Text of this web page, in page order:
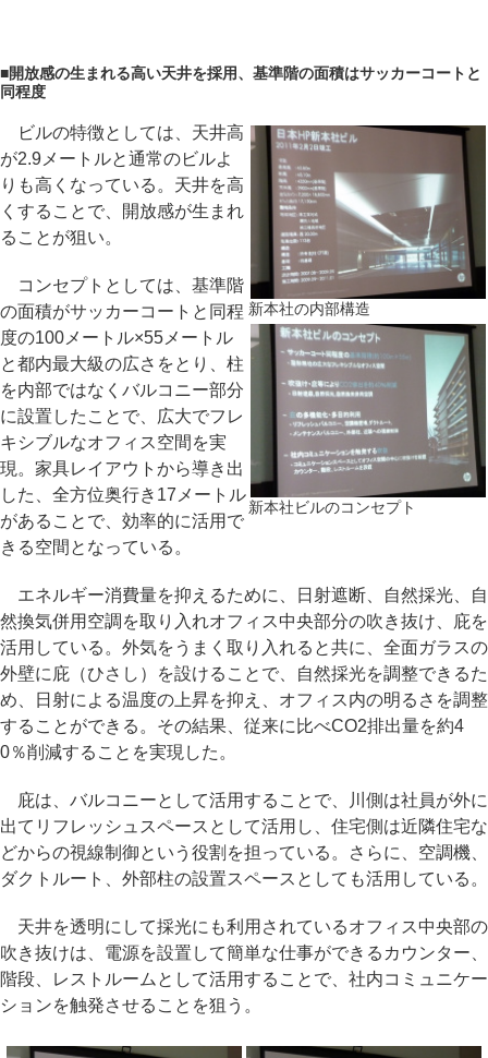
■開放感の生まれる高い天井を採用、基準階の面積はサッカーコートと
同程度
新本社の内部構造
新本社ビルのコンセプト
ビルの特徴としては、天井高
が2.9メートルと通常のビルよ
りも高くなっている。天井を高
くすることで、開放感が生まれ
ることが狙い。
コンセプトとしては、基準階
の面積がサッカーコートと同程
度の100メートル×55メートル
と都内最大級の広さをとり、柱
を内部ではなくバルコニー部分
に設置したことで、広大でフレ
キシブルなオフィス空間を実
現。家具レイアウトから導き出
した、全方位奥行き17メートル
があることで、効率的に活用で
きる空間となっている。
エネルギー消費量を抑えるために、日射遮断、自然採光、自
然換気併用空調を取り入れオフィス中央部分の吹き抜け、庇を
活用している。外気をうまく取り入れると共に、全面ガラスの
外壁に庇（ひさし）を設けることで、自然採光を調整できるた
め、日射による温度の上昇を抑え、オフィス内の明るさを調整
することができる。その結果、従来に比べCO2排出量を約4
0％削減することを実現した。
庇は、バルコニーとして活用することで、川側は社員が外に
出てリフレッシュスペースとして活用し、住宅側は近隣住宅な
どからの視線制御という役割を担っている。さらに、空調機、
ダクトルート、外部柱の設置スペースとしても活用している。
天井を透明にして採光にも利用されているオフィス中央部の
吹き抜けは、電源を設置して簡単な仕事ができるカウンター、
階段、レストルームとして活用することで、社内コミュニケー
ションを触発させることを狙う。